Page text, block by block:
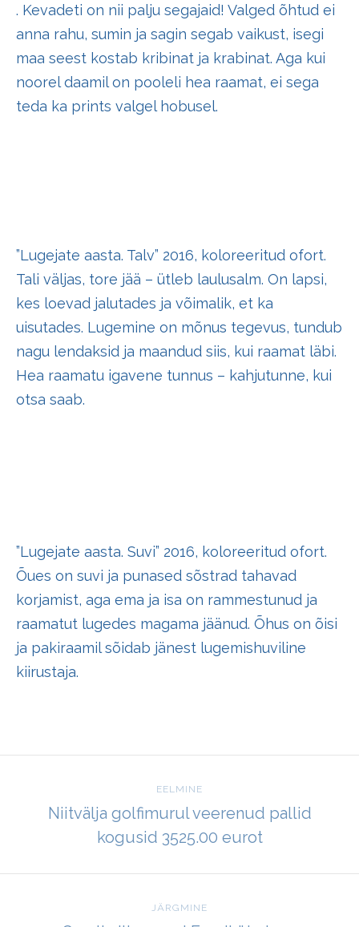
. Kevadeti on nii palju segajaid! Valged õhtud ei
anna rahu, sumin ja sagin segab vaikust, isegi
maa seest kostab kribinat ja krabinat. Aga kui
noorel daamil on pooleli hea raamat, ei sega
teda ka prints valgel hobusel.
”Lugejate aasta. Talv” 2016, koloreeritud ofort.
Tali väljas, tore jää – ütleb laulusalm. On lapsi,
kes loevad jalutades ja võimalik, et ka
uisutades. Lugemine on mõnus tegevus, tundub
nagu lendaksid ja maandud siis, kui raamat läbi.
Hea raamatu igavene tunnus – kahjutunne, kui
otsa saab.
”Lugejate aasta. Suvi” 2016, koloreeritud ofort.
Õues on suvi ja punased sõstrad tahavad
korjamist, aga ema ja isa on rammestunud ja
raamatut lugedes magama jäänud. Õhus on õisi
ja pakiraamil sõidab jänest lugemishuviline
kiirustaja.
EELMINE
Niitvälja golfimurul veerenud pallid
kogusid 3525.00 eurot
JÄRGMINE